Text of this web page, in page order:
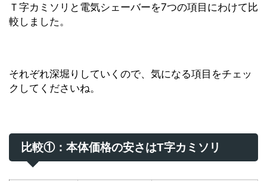
Ｔ字カミソリと電気シェーバーを7つの項目にわけて比
較しました。
それぞれ深堀りしていくので、気になる項目をチェッ
クしてくださいね。
比較①：本体価格の安さはT字カミソリ